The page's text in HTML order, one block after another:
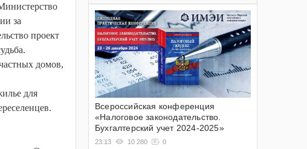
за
проект
домов,
для
Всероссийская конференция
«Налоговое законодательство.
Бухгалтерский учет 2024-2025»
23:13 10 280 0